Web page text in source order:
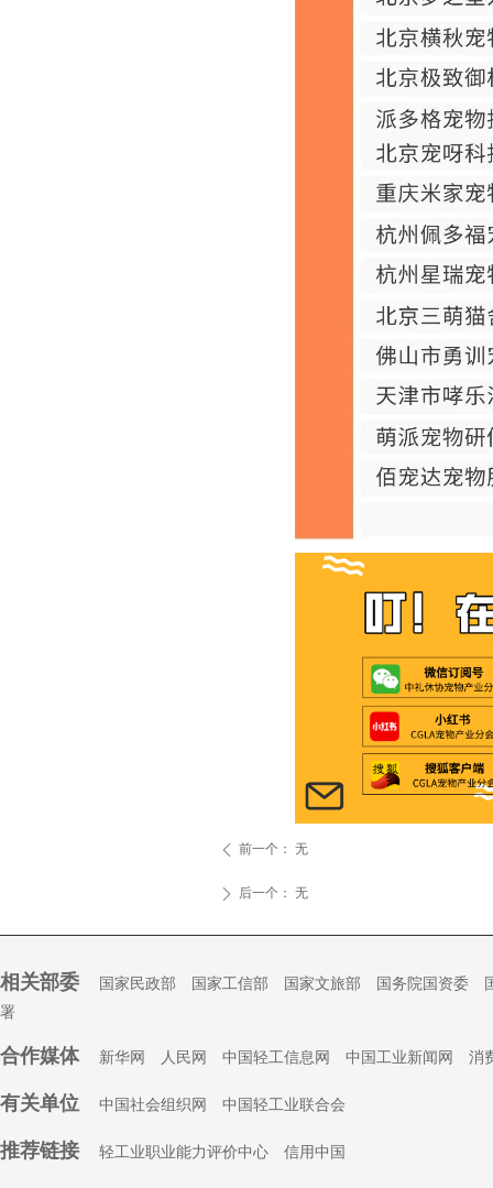
ꄴ 前一个： 无
ꄲ 后一个： 无
相关部委 国家民政部 国家工信部 国家文旅部 国务院国资委
署
合作媒体 新华网 人民网 中国轻工信息网 中国工业新闻网 消
有关单位 中国社会组织网 中国轻工业联合会
推荐链接 轻工业职业能力评价中心 信用中国